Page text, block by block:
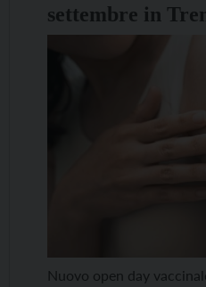
settembre in
per il vaccino
Nuovo open day